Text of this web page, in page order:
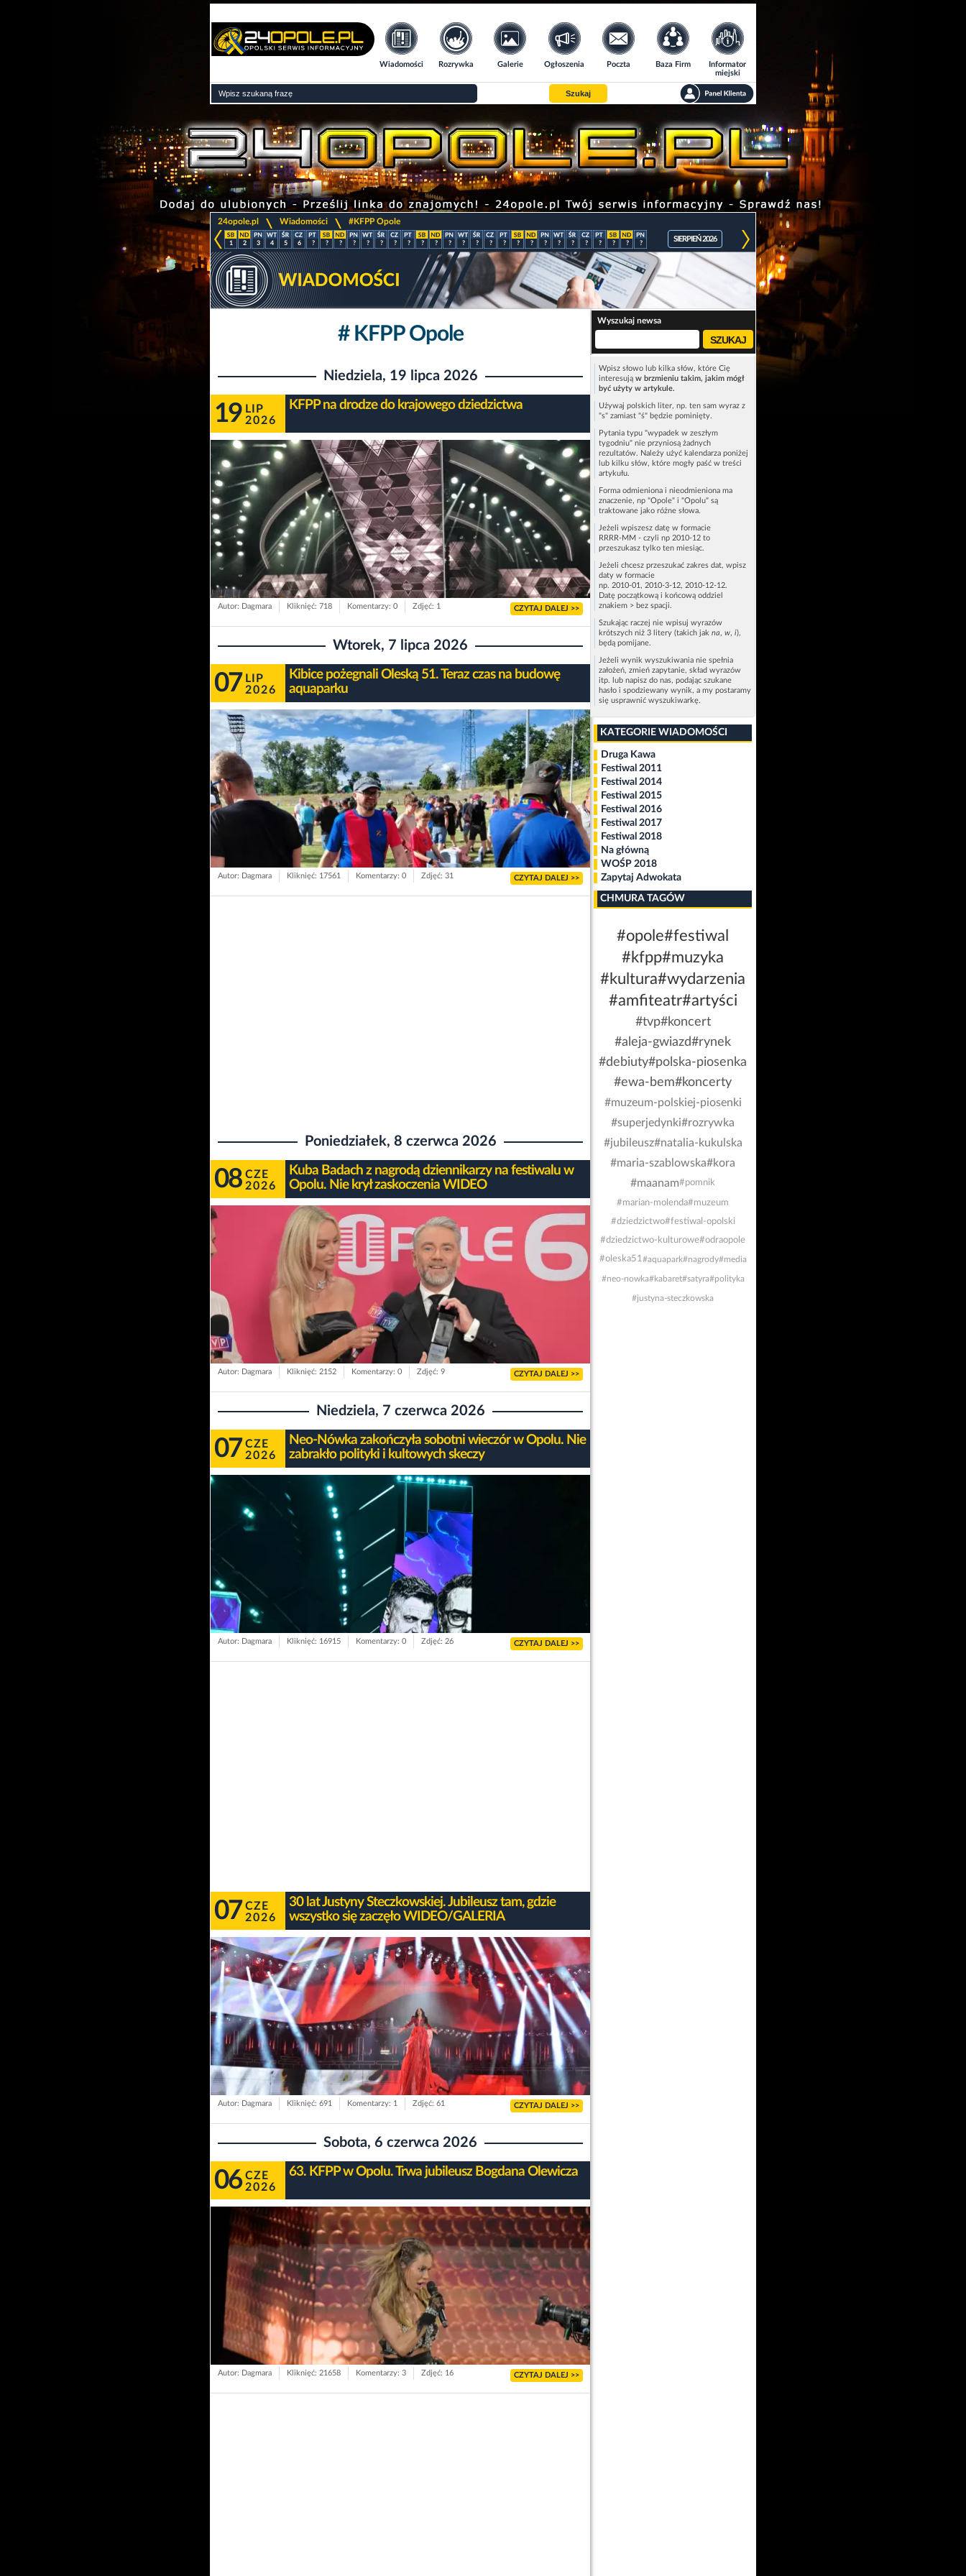
Wiadomości Rozrywka Galerie Ogłoszenia Poczta Baza Firm
Informator
miejski
Szukaj
24opole.pl
>
Wiadomości #KFPP Opole
1 2 3 4 5 6 ? ? ? ? ? ? ? ? ? ? ? ? ? ? ? ? ? ? ? ? ? ? ? ? ?
SIERPIEŃ 2026
# KFPP Opole
Niedziela, 19 lipca 2026
19 LIP
2026
KFPP na drodze do krajowego dziedzictwa
Autor: Dagmara Kliknięć: 718 Komentarzy: 0 Zdjęć: 1 CZYTAJ DALEJ >>
Wtorek, 7 lipca 2026
07 LIP
2026
Kibice pożegnali Oleską 51. Teraz czas na budowę
aquaparku
Autor: Dagmara Kliknięć: 17561 Komentarzy: 0 Zdjęć: 31 CZYTAJ DALEJ >>
Poniedziałek, 8 czerwca 2026
08 CZE
2026
Kuba Badach z nagrodą dziennikarzy na festiwalu w
Opolu. Nie krył zaskoczenia WIDEO
Autor: Dagmara Kliknięć: 2152 Komentarzy: 0 Zdjęć: 9 CZYTAJ DALEJ >>
Niedziela, 7 czerwca 2026
07 CZE
2026
Neo-Nówka zakończyła sobotni wieczór w Opolu. Nie
zabrakło polityki i kultowych skeczy
Autor: Dagmara Kliknięć: 16915 Komentarzy: 0 Zdjęć: 26 CZYTAJ DALEJ >>
07 CZE
2026
30 lat Justyny Steczkowskiej. Jubileusz tam, gdzie
wszystko się zaczęło WIDEO/GALERIA
Autor: Dagmara Kliknięć: 691 Komentarzy: 1 Zdjęć: 61 CZYTAJ DALEJ >>
Sobota, 6 czerwca 2026
06 CZE
2026
63. KFPP w Opolu. Trwa jubileusz Bogdana Olewicza
Autor: Dagmara Kliknięć: 21658 Komentarzy: 3 Zdjęć: 16 CZYTAJ DALEJ >>
Wyszukaj newsa
Wpisz słowo lub kilka słów, które Cię
interesują w brzmieniu takim, jakim mógł
być użyty w artykule.
Używaj polskich liter, np. ten sam wyraz z
"s" zamiast "ś" będzie pominięty.
Pytania typu "wypadek w zeszłym
tygodniu" nie przyniosą żadnych
rezultatów. Należy użyć kalendarza poniżej
lub kilku słów, które mogły paść w treści
artykułu.
Forma odmieniona i nieodmieniona ma
znaczenie, np "Opole" i "Opolu" są
traktowane jako różne słowa.
Jeżeli wpiszesz datę w formacie
RRRR-MM - czyli np 2010-12 to
przeszukasz tylko ten miesiąc.
Jeżeli chcesz przeszukać zakres dat, wpisz
daty w formacie
np. 2010-01, 2010-3-12, 2010-12-12.
Datę początkową i końcową oddziel
znakiem > bez spacji.
Szukając raczej nie wpisuj wyrazów
krótszych niż 3 litery (takich jak na, w, i),
będą pomijane.
Jeżeli wynik wyszukiwania nie spełnia
założeń, zmień zapytanie, skład wyrazów
itp. lub napisz do nas, podając szukane
hasło i spodziewany wynik, a my postaramy
się usprawnić wyszukiwarkę.
KATEGORIE WIADOMOŚCI
Druga Kawa
Festiwal 2011
Festiwal 2014
Festiwal 2015
Festiwal 2016
Festiwal 2017
Festiwal 2018
Na główną
WOŚP 2018
Zapytaj Adwokata
CHMURA TAGÓW
#opole#festiwal
#kfpp#muzyka
#kultura#wydarzenia
#amfiteatr#artyści
#tvp#koncert
#aleja-gwiazd#rynek
#debiuty#polska-piosenka
#ewa-bem#koncerty
#muzeum-polskiej-piosenki
#superjedynki#rozrywka
#jubileusz#natalia-kukulska
#maria-szablowska#kora
#maanam#pomnik
#marian-molenda#muzeum
#dziedzictwo#festiwal-opolski
#dziedzictwo-kulturowe#odraopole
#oleska51#aquapark#nagrody#media
#neo-nowka#kabaret#satyra#polityka
#justyna-steczkowska